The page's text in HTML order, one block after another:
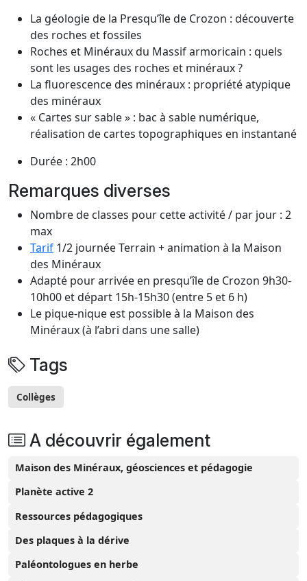
La géologie de la Presqu’île de Crozon : découverte
des roches et fossiles
Roches et Minéraux du Massif armoricain : quels
sont les usages des roches et minéraux ?
La fluorescence des minéraux : propriété atypique
des minéraux
« Cartes sur sable » : bac à sable numérique,
réalisation de cartes topographiques en instantané
Durée : 2h00
Remarques diverses
Nombre de classes pour cette activité / par jour : 2
max
Tarif 1/2 journée Terrain + animation à la Maison
des Minéraux
Adapté pour arrivée en presqu’île de Crozon 9h30-
10h00 et départ 15h-15h30 (entre 5 et 6 h)
Le pique-nique est possible à la Maison des
Minéraux (à l’abri dans une salle)
Tags
Collèges
A découvrir également
Maison des Minéraux, géosciences et pédagogie
Planète active 2
Ressources pédagogiques
Des plaques à la dérive
Paléontologues en herbe